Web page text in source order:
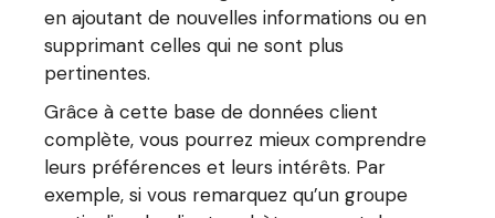
en ajoutant de nouvelles informations ou en
supprimant celles qui ne sont plus
pertinentes.
Grâce à cette base de données client
complète, vous pourrez mieux comprendre
leurs préférences et leurs intérêts. Par
exemple, si vous remarquez qu’un groupe